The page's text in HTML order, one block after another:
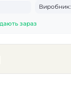
Виробник:
зараз